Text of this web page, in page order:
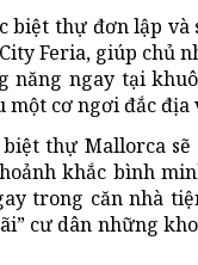
biệt thự đơn lập và
Feria, giúp chủ
năng ngay tại
một cơ ngơi đắc
thự Mallorca
khắc bình
trong căn nhà
cư dân những